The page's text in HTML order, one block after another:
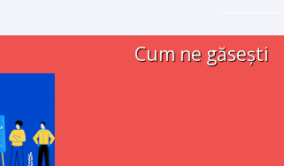
Cum ne găsești